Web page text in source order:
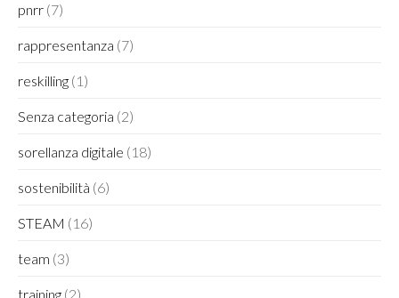
pnrr (7)
rappresentanza (7)
reskilling (1)
Senza categoria (2)
sorellanza digitale (18)
sostenibilità (6)
STEAM (16)
team (3)
training (2)